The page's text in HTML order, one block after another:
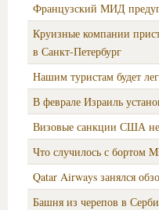
Французский МИД
Круизные компании
в Санкт-Петербург
Нашим туристам будет
В феврале Израиль
Визовые санкции США не
Что случилось с бортом
Qatar Airways занялся
Башня из черепов в